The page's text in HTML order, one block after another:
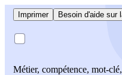
Imprimer Besoin d'aide sur
Métier, compétence, mot-